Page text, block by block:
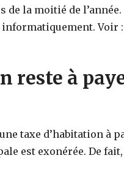
de la moitié de
Voir :
reste à
taxe d’habitation à
est exonérée. De